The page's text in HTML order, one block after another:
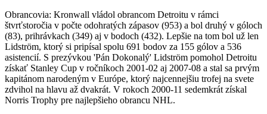
Obrancovia: Kronwall vládol obrancom Detroitu v rámci
štvrťstoročia v počte odohratých zápasov (953) a bol druhý v góloch
(83), prihrávkach (349) aj v bodoch (432). Lepšie na tom bol už len
Lidström, ktorý si pripísal spolu 691 bodov za 155 gólov a 536
asistencií. S prezývkou 'Pán Dokonalý' Lidström pomohol Detroitu
získať Stanley Cup v ročníkoch 2001-02 aj 2007-08 a stal sa prvým
kapitánom narodeným v Európe, ktorý najcennejšiu trofej na svete
zdvihol na hlavu až dvakrát. V rokoch 2000-11 sedemkrát získal
Norris Trophy pre najlepšieho obrancu NHL.